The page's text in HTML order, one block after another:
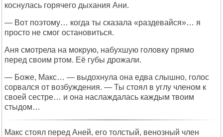
коснулась горячего дыхания Ани.
— Вот поэтому… когда ты сказала «раздевайся»… я
просто не смог остановиться.
Аня смотрела на мокрую, набухшую головку прямо
перед своим ртом. Её губы дрожали.
— Боже, Макс… — выдохнула она едва слышно, голос
сорвался от возбуждения. — Ты стоял в углу членом к
своей сестре… и она наслаждалась каждым твоим
стыдом…
Макс стоял перед Аней, его толстый, венозный член